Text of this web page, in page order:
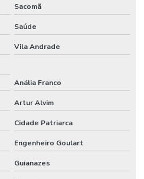
Sacomã
Saúde
Vila Andrade
Anália Franco
Artur Alvim
Cidade Patriarca
Engenheiro Goulart
Guianazes